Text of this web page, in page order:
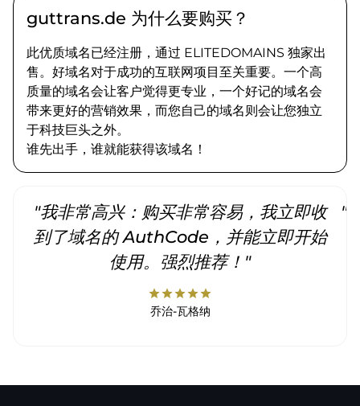
guttrans.de 为什么要购买？
此优质域名已经注册，通过 ELITEDOMAINS 独家出
售。好域名对于成功的互联网项目至关重要。一个高
质量的域名会让客户觉得更专业，一个好记的域名会
带来更好的营销效果，而您自己的域名则会让您独立
于科技巨头之外。
谁先出手，谁就能获得该域名！
"我非常高兴：购买非常容易，我立即收
到了域名的 AuthCode，并能立即开始
使用。强烈推荐！"
starstarstarstarstar
乔治-瓦格纳
"